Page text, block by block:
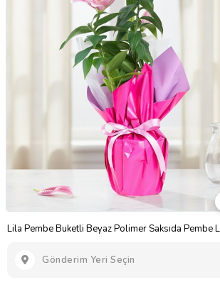
Lila Pembe Buketli Beyaz Polimer Saksıda Pembe
Gönderim Yeri Seçin